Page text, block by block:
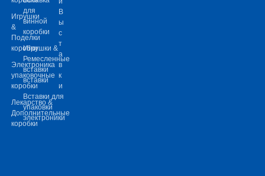
Игрушки
&
Поделки
коробки
Электроника
упаковочные
коробки
Лекарство &
Дополнительные
коробки
для
винной
коробки
Игрушки &
Ремесленные
вставки
вставки
Вставки для
упаковки
электроники
В
ы
с
т
а
в
к
и